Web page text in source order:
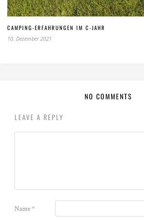
CAMPING-ERFAHRUNGEN IM C-JAHR
10. Dezember 2021
NO COMMENTS
LEAVE A REPLY
Name*